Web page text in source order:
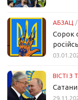
АБЗАЦ /
Сорок
ВІСТІ З